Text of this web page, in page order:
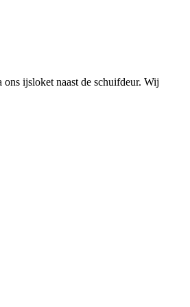
ijsloket naast de schuifdeur. Wij